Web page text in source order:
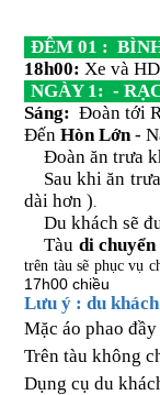
ĐÊM 01 :
18h00: Xe và
NGÀY 1: -
Sáng: Đoàn tới
Đến Hòn Lớn -
Đoàn ăn trưa
Sau khi ăn
dài hơn )
Du khách sẽ
Tàu di
trên tàu sẽ phục vụ
17h00 chiều
Lưu ý : du
Mặc áo phao
Trên tàu không
Dụng cụ du